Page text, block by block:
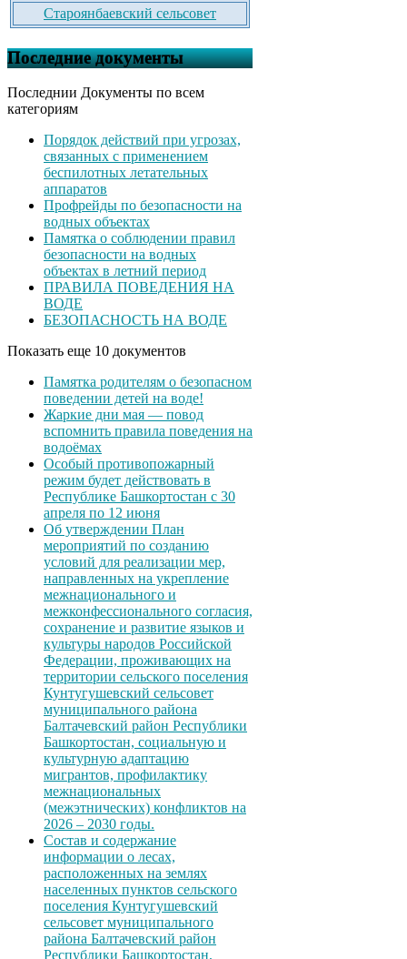
Староянбаевский сельсовет
Последние документы
Последнии Документы по всем
категориям
Порядок действий при угрозах,
связанных с применением
беспилотных летательных
аппаратов
Профрейды по безопасности на
водных объектах
Памятка о соблюдении правил
безопасности на водных
объектах в летний период
ПРАВИЛА ПОВЕДЕНИЯ НА
ВОДЕ
БЕЗОПАСНОСТЬ НА ВОДЕ
Показать еще 10 документов
Памятка родителям о безопасном
поведении детей на воде!
Жаркие дни мая — повод
вспомнить правила поведения на
водоёмах
Особый противопожарный
режим будет действовать в
Республике Башкортостан с 30
апреля по 12 июня
Об утверждении План
мероприятий по созданию
условий для реализации мер,
направленных на укрепление
межнационального и
межконфессионального согласия,
сохранение и развитие языков и
культуры народов Российской
Федерации, проживающих на
территории сельского поселения
Кунтугушевский сельсовет
муниципального района
Балтачевский район Республики
Башкортостан, социальную и
культурную адаптацию
мигрантов, профилактику
межнациональных
(межэтнических) конфликтов на
2026 – 2030 годы.
Состав и содержание
информации о лесах,
расположенных на землях
населенных пунктов сельского
поселения Кунтугушевский
сельсовет муниципального
района Балтачевский район
Республики Башкортостан,